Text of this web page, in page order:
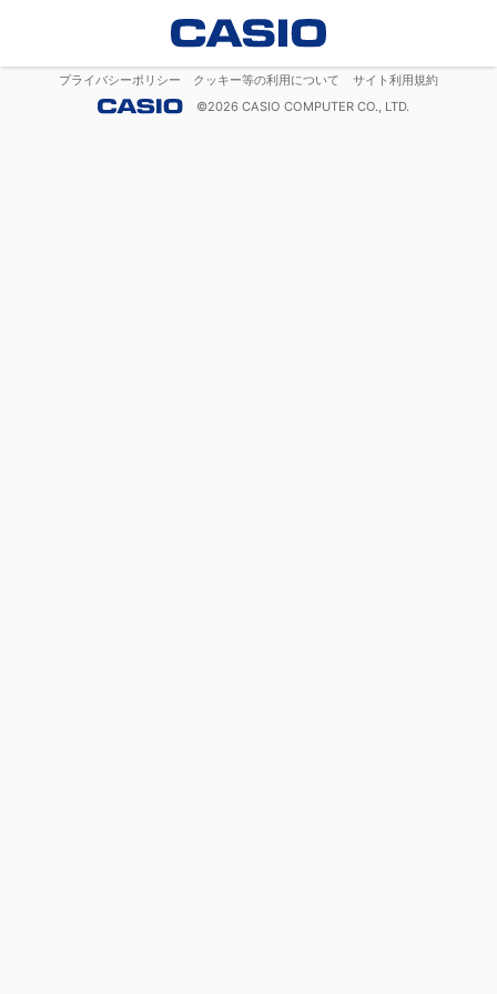
プライバシーポリシー クッキー等の利用について
サイト利用規約
©2026 CASIO COMPUTER CO., LTD.